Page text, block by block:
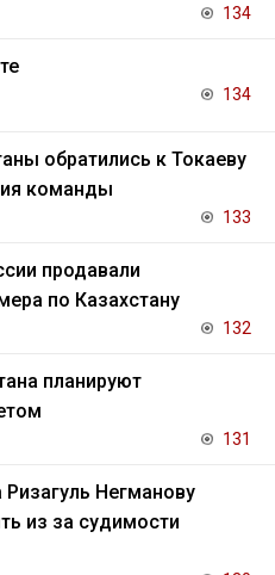
134
134
обратились к Токаеву
команды
133
продавали
по Казахстану
132
планируют
131
Негманову
из за судимости